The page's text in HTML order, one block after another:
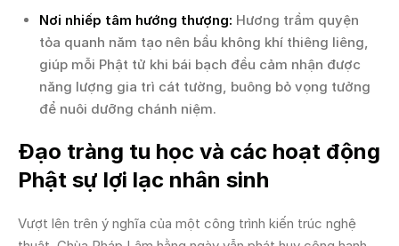
Nơi nhiếp tâm hướng thượng: Hương trầm quyện
tỏa quanh năm tạo nên bầu không khí thiêng liêng,
giúp mỗi Phật tử khi bái bạch đều cảm nhận được
năng lượng gia trì cát tường, buông bỏ vọng tưởng
để nuôi dưỡng chánh niệm.
Đạo tràng tu học và các hoạt động
Phật sự lợi lạc nhân sinh
Vượt lên trên ý nghĩa của một công trình kiến trúc nghệ